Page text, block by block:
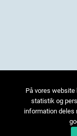
På vores
statistik og
information deles